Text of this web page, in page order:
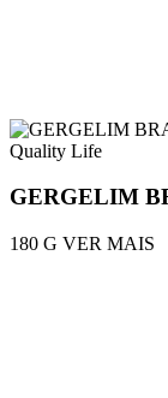
Quality Life
GERGELIM
180 G VER MAIS